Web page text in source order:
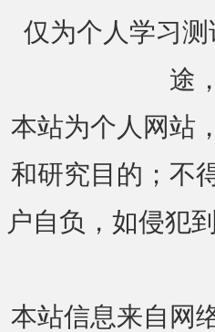
仅为个人学习
途
本站为个人网站
和研究目的；不
户自负，如侵犯
本站信息来自网